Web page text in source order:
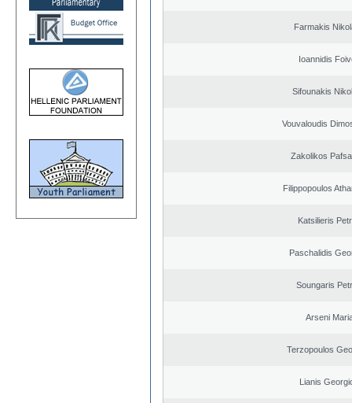
Farmakis
Ioannidis
Sifounakis
Vouvaloudis
Zakolikos
Filippopoulos
Katsilieris
Paschalidis
Soungaris
Arseni
Terzopoulos
Lianis